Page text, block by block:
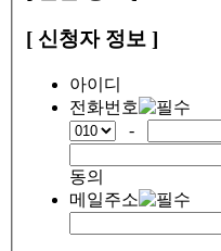
[ 신청자 정보 ]
아이디
전화번호
-
동의
메일주소